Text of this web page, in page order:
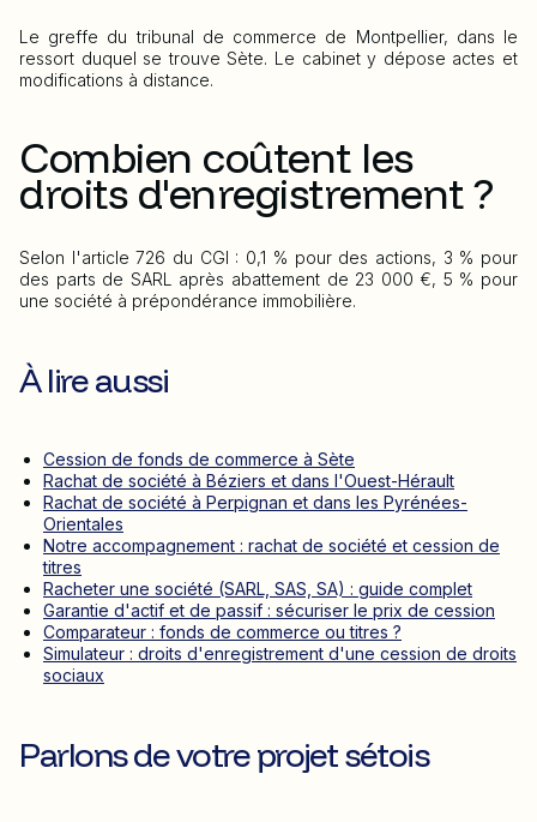
Le greffe du tribunal de commerce de Montpellier, dans le
ressort duquel se trouve Sète. Le cabinet y dépose actes et
modifications à distance.
Combien coûtent les
droits d'enregistrement ?
Selon l'article 726 du CGI : 0,1 % pour des actions, 3 % pour
des parts de SARL après abattement de 23 000 €, 5 % pour
une société à prépondérance immobilière.
À lire aussi
Cession de fonds de commerce à Sète
Rachat de société à Béziers et dans l'Ouest-Hérault
Rachat de société à Perpignan et dans les Pyrénées-
Orientales
Notre accompagnement : rachat de société et cession de
titres
Racheter une société (SARL, SAS, SA) : guide complet
Garantie d'actif et de passif : sécuriser le prix de cession
Comparateur : fonds de commerce ou titres ?
Simulateur : droits d'enregistrement d'une cession de droits
sociaux
Parlons de votre projet sétois